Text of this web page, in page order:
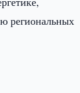
региональных